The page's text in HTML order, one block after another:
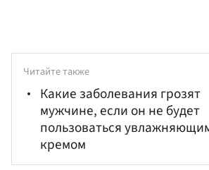
Читайте также
Какие заболевания грозят
мужчине, если он не будет
пользоваться
кремом